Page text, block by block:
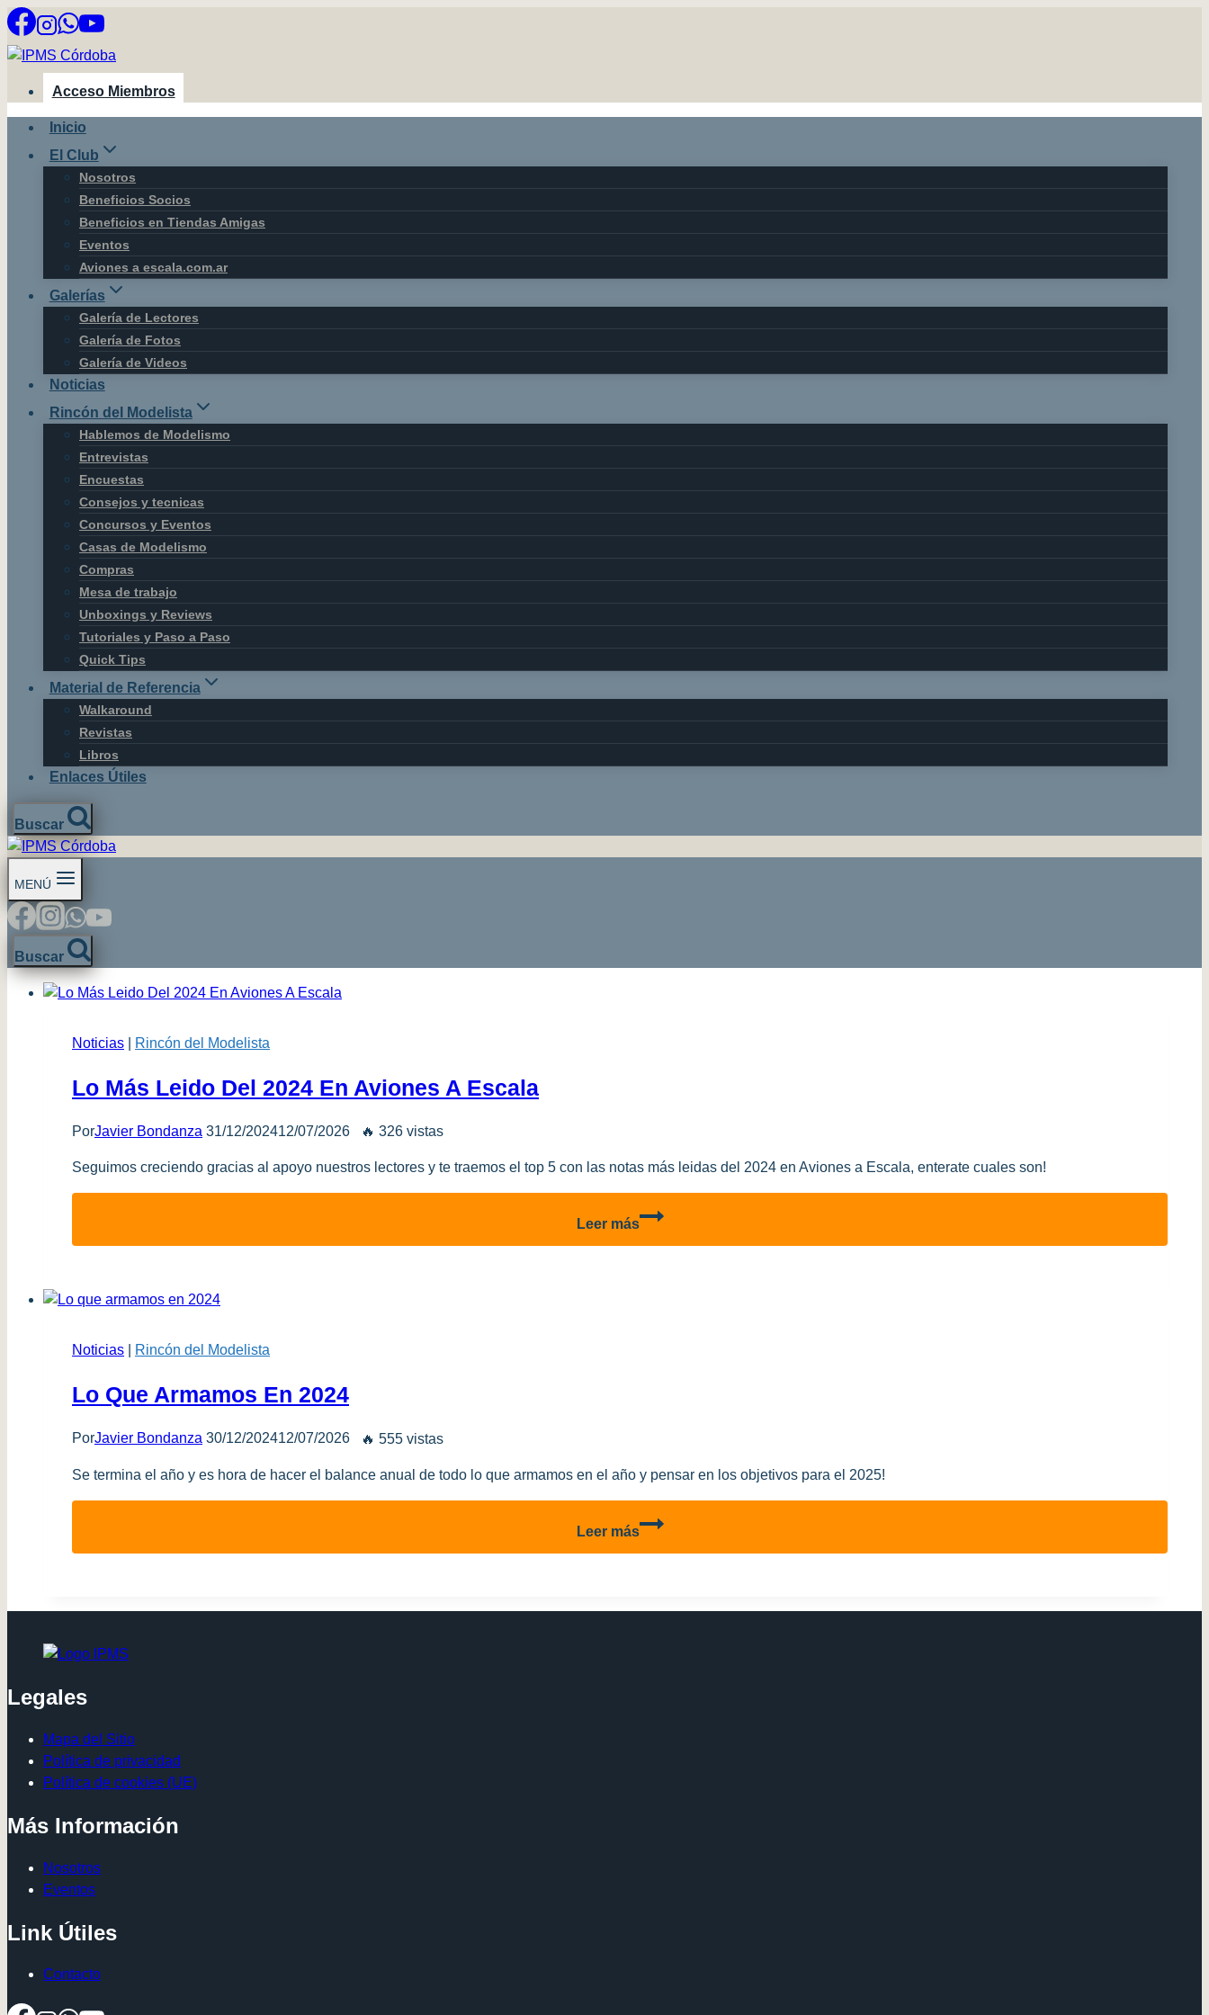
Saltar
al
contenido
Acceso Miembros
Inicio
El Club
Nosotros
Beneficios Socios
Beneficios en Tiendas Amigas
Eventos
Aviones a escala.com.ar
Galerías
Galería de Lectores
Galería de Fotos
Galería de Videos
Noticias
Rincón del Modelista
Hablemos de Modelismo
Entrevistas
Encuestas
Consejos y tecnicas
Concursos y Eventos
Casas de Modelismo
Compras
Mesa de trabajo
Unboxings y Reviews
Tutoriales y Paso a Paso
Quick Tips
Material de Referencia
Walkaround
Revistas
Libros
Enlaces Útiles
Buscar
MENÚ
Buscar
Noticias Rincón del Modelista
Lo Más Leido Del 2024 En Aviones A Escala
PorJavier Bondanza 31/12/202412/07/2026 🔥 326 vistas
Seguimos creciendo gracias al apoyo nuestros lectores y te traemos el top 5 con las notas más leidas del 2024 en Aviones a Escala, enterate cuales son!
Leer más
Lo
Noticias Rincón del Modelista
Lo Que Armamos En 2024
PorJavier Bondanza 30/12/202412/07/2026 🔥 555 vistas
Se termina el año y es hora de hacer el balance anual de todo lo que armamos en el año y pensar en los objetivos para el 2025!
Leer más
Lo
Legales
Mapa del Sitio
Política de privacidad
Política de cookies (UE)
Más Información
Nosotros
Eventos
Link Útiles
Contacto